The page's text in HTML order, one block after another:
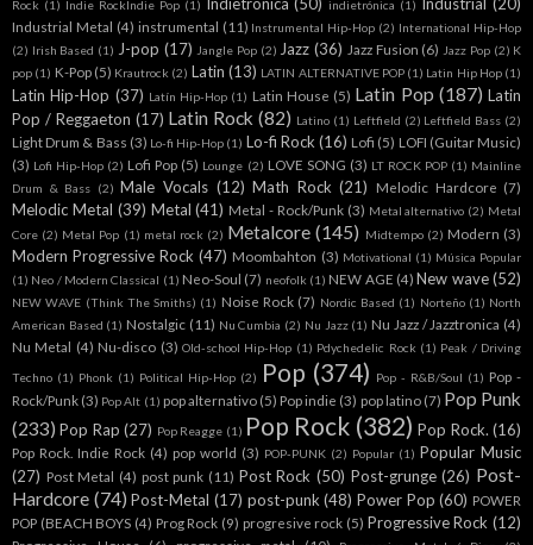
Rock (1) Indie RockIndie Pop (1) indietrónica (1)
Industrial Metal (4) instrumental (11) Instrumental Hip-Hop (2) International Hip-Hop
(2) Irish Based (1) J-pop (17) Jangle Pop (2) Jazz (36) Jazz Fusion (6) Jazz Pop (2) K
pop (1) K-Pop (5) Krautrock (2) Latin (13) LATIN ALTERNATIVE POP (1) Latin Hip Hop (1)
Latin Hip-Hop (37) Latín Hip-Hop (1) Latin House (5) Latin Pop (187) Latin
Pop / Reggaeton (17) Latin Rock (82) Latino (1) Leftfield (2) Leftfield Bass (2)
Light Drum & Bass (3) Lo-fi Hip-Hop (1) Lo-fi Rock (16) Lofi (5) LOFI (Guitar Music)
(3) Lofi Hip-Hop (2) Lofi Pop (5) Lounge (2) LOVE SONG (3) LT ROCK POP (1) Mainline
Drum & Bass (2) Male Vocals (12) Math Rock (21) Melodic Hardcore (7)
Melodic Metal (39) Metal (41) Metal - Rock/Punk (3) Metal alternativo (2) Metal
Core (2) Metal Pop (1) metal rock (2) Metalcore (145) Midtempo (2) Modern (3)
Modern Progressive Rock (47) Moombahton (3) Motivational (1) Música Popular
(1) Neo / Modern Classical (1) Neo-Soul (7) neofolk (1) NEW AGE (4) New wave (52)
NEW WAVE (Think The Smiths) (1) Noise Rock (7) Nordic Based (1) Norteño (1) North
American Based (1) Nostalgic (11) Nu Cumbia (2) Nu Jazz (1) Nu Jazz / Jazztronica (4)
Nu Metal (4) Nu-disco (3) Old-school Hip-Hop (1) Pdychedelic Rock (1) Peak / Driving
Techno (1) Phonk (1) Political Hip-Hop (2) Pop (374) Pop - R&B/Soul (1) Pop -
Rock/Punk (3) Pop Alt (1) pop alternativo (5) Pop indie (3) pop latino (7) Pop Punk
(233) Pop Rap (27) Pop Reagge (1) Pop Rock (382) Pop Rock. (16)
Pop Rock. Indie Rock (4) pop world (3) POP-PUNK (2) Popular (1) Popular Music
(27) Post Metal (4) post punk (11) Post Rock (50) Post-grunge (26) Post-
Hardcore (74) Post-Metal (17) post-punk (48) Power Pop (60) POWER
POP (BEACH BOYS (4) Prog Rock (9) progresive rock (5) Progressive Rock (12)